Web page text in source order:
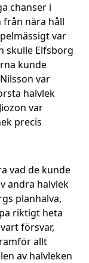
chanser i
från nära håll
var
skulle Elfsborg
kunde
var
halvlek
var
precis
vad de kunde
andra halvlek
planhalva,
riktigt heta
försvar,
allt
av halvleken